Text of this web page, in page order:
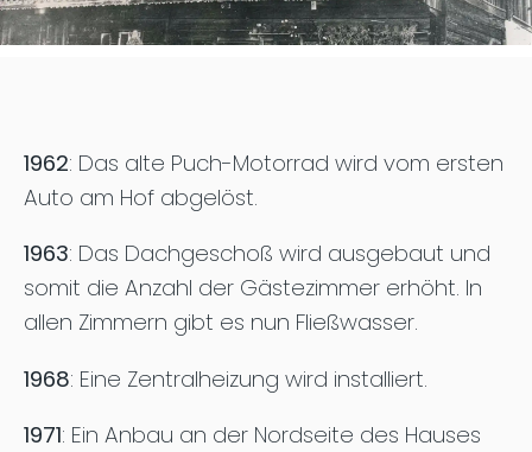
1962: Das alte Puch-Motorrad wird vom ersten
Auto am Hof abgelöst.
1963: Das Dachgeschoß wird ausgebaut und
somit die Anzahl der Gästezimmer erhöht. In
allen Zimmern gibt es nun Fließwasser.
1968: Eine Zentralheizung wird installiert.
1971: Ein Anbau an der Nordseite des Hauses